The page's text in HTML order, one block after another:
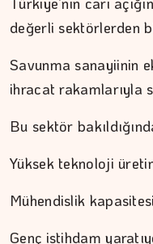
değerli sektörlerden
Savunma sanayiinin
ihracat rakamlarıyla
Bu sektör
Yüksek teknoloji
Mühendislik
Genç istihdam